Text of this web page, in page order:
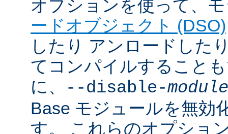
オプションを使って、
ードオブジェクト (DSO)
したり アンロードした
てコンパイルすること
に、
--disable-module
Base モジュールを無効
す。 これらのオプショ